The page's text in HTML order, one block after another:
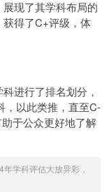
现了其学科布局的
得了C+评级，体
进行了排名划分，
，以此类推，直至C-
于公众更好地了解
学科评估大放异彩，